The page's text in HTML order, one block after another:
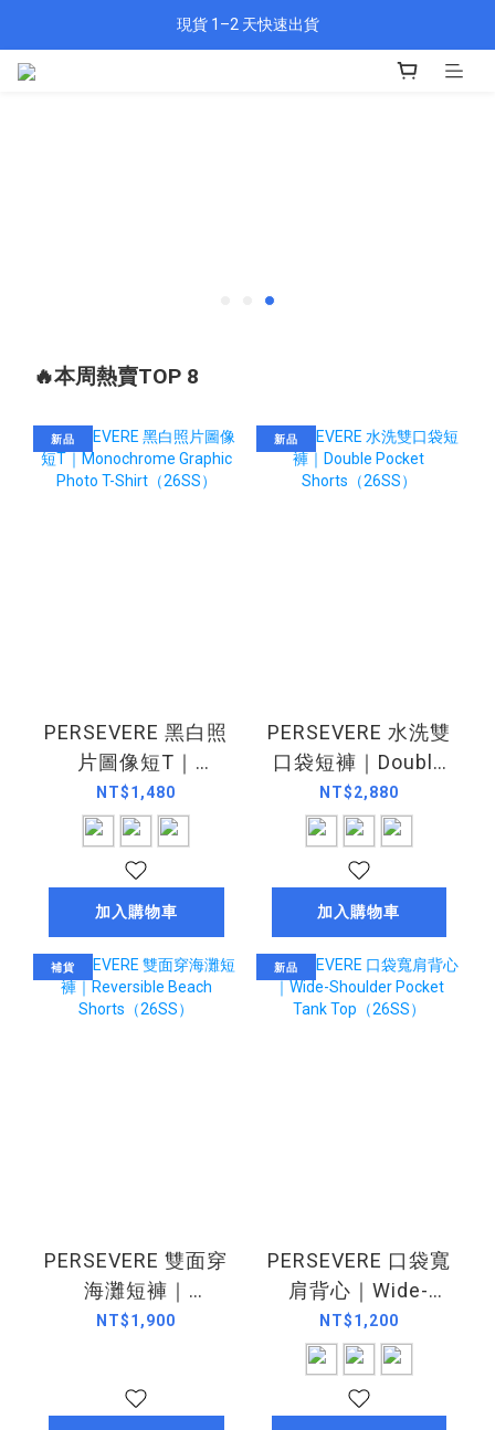
🎁 新會員填資料送 $100 購物金
現貨 1–2 天快速出貨
🔥本周熱賣TOP 8
新品
PERSEVERE 黑白照
片圖像短T｜
Monochrome
Graphic Photo T-
Shirt（26SS）
NT$1,480
加入購物車
新品
PERSEVERE 水洗雙
口袋短褲｜Double
Pocket
Shorts（26SS）
NT$2,880
加入購物車
補貨
PERSEVERE 雙面穿
海灘短褲｜
Reversible Beach
NT$1,900
新品
PERSEVERE 口袋寬
肩背心｜Wide-
Shoulder Pocket
Tank Top（26SS）
NT$1,200